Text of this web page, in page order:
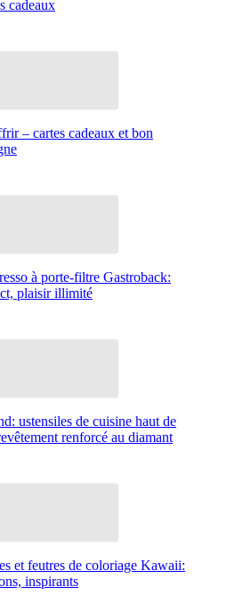
cadeaux
– cartes cadeaux et bon
à porte-filtre Gastroback:
plaisir illimité
ustensiles de cuisine haut de
renforcé au diamant
et feutres de coloriage Kawaii:
inspirants